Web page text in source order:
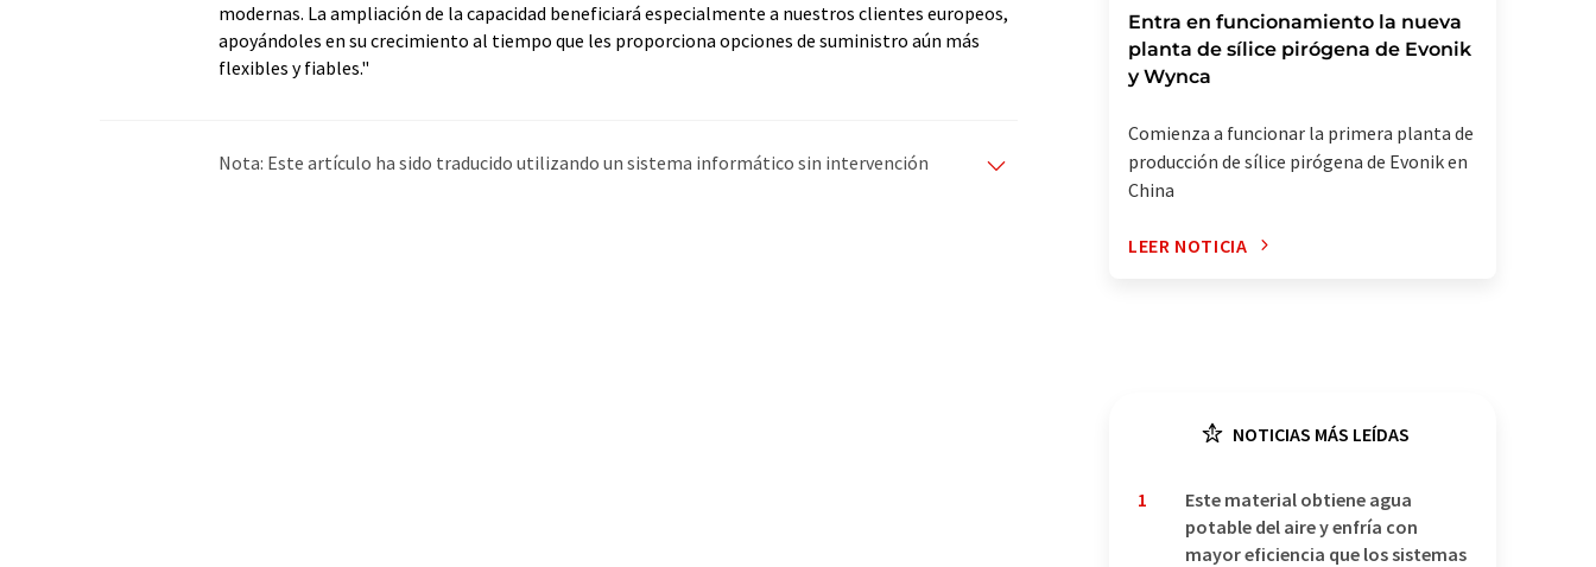
modernas. La ampliación de la capacidad beneficiará especialmente a nuestros clientes europeos,
apoyándoles en su crecimiento al tiempo que les proporciona opciones de suministro aún más
flexibles y fiables."
Nota: Este artículo ha sido traducido utilizando un sistema informático sin intervención
Entra en funcionamiento la nueva
planta de sílice pirógena de Evonik
y Wynca
Comienza a funcionar la primera planta de
producción de sílice pirógena de Evonik en
China
LEER NOTICIA
NOTICIAS MÁS LEÍDAS
1
Este material obtiene agua
potable del aire y enfría con
mayor eficiencia que los sistemas